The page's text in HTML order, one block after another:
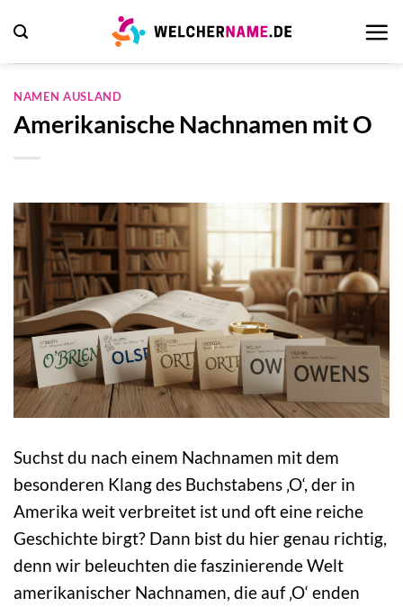
Inhalt
springen
NAMEN AUSLAND
Amerikanische Nachnamen mit O
Suchst du nach einem Nachnamen mit dem
besonderen Klang des Buchstabens ‚O‘, der in
Amerika weit verbreitet ist und oft eine reiche
Geschichte birgt? Dann bist du hier genau richtig,
denn wir beleuchten die faszinierende Welt
amerikanischer Nachnamen, die auf ‚O‘ enden